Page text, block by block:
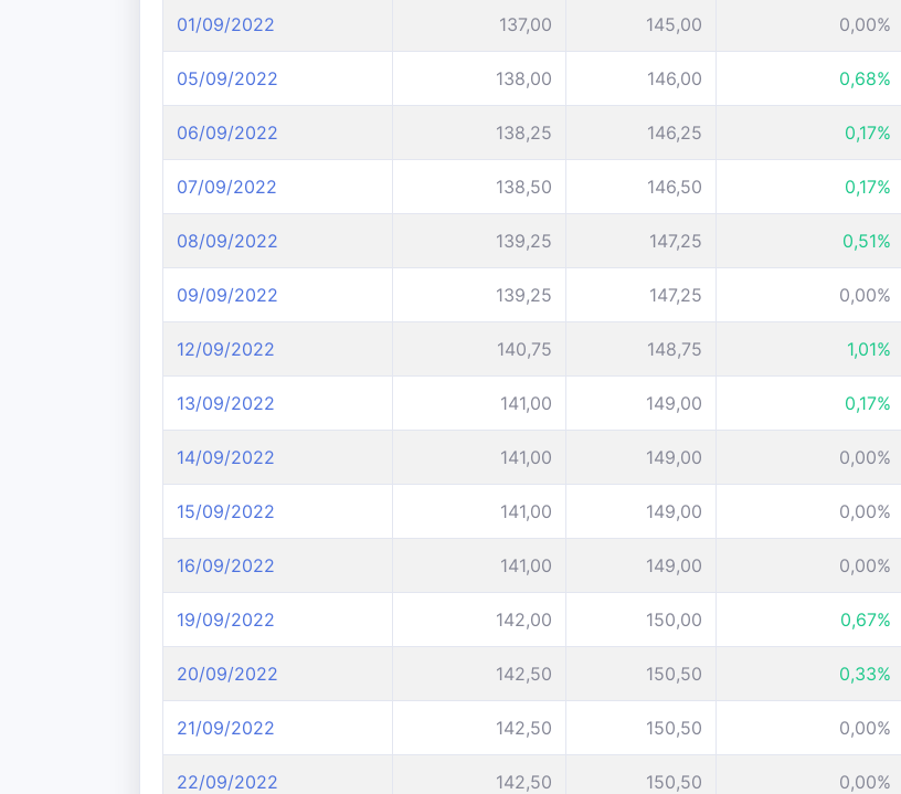
01/09/2022 137,00 145,00 0,00%
05/09/2022 138,00 146,00 0,68%
06/09/2022 138,25 146,25 0,17%
07/09/2022 138,50 146,50 0,17%
08/09/2022 139,25 147,25 0,51%
09/09/2022 139,25 147,25 0,00%
12/09/2022 140,75 148,75 1,01%
13/09/2022 141,00 149,00 0,17%
14/09/2022 141,00 149,00 0,00%
15/09/2022 141,00 149,00 0,00%
16/09/2022 141,00 149,00 0,00%
19/09/2022 142,00 150,00 0,67%
20/09/2022 142,50 150,50 0,33%
21/09/2022 142,50 150,50 0,00%
22/09/2022 142,50 150,50 0,00%